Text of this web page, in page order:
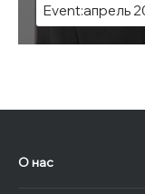
Event:апрель
О нас